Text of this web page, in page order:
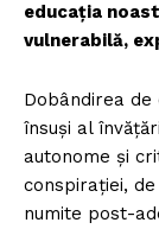
educația
vulnerabilă,
Dobândirea
însuși al
autonome și
conspirației,
numite post-